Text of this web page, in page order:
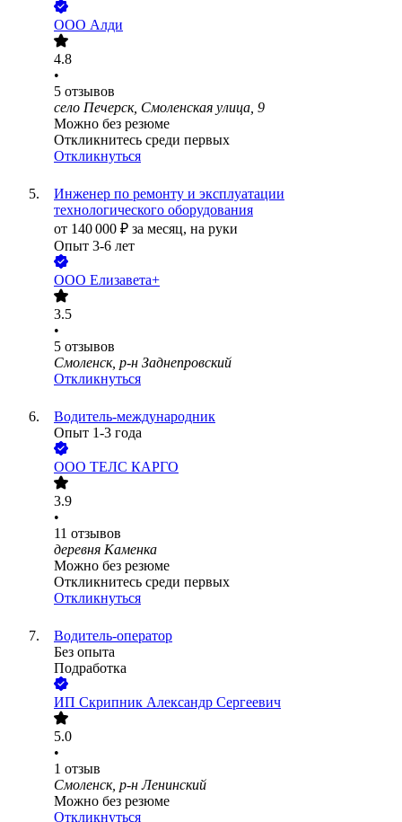
ООО Алди
4.8
•
5 отзывов
село Печерск, Смоленская улица, 9
Можно без резюме
Откликнитесь среди первых
Откликнуться
Инженер по ремонту и эксплуатации
технологического оборудования
от 140 000 ₽ за месяц, на руки
Опыт 3-6 лет
ООО Елизавета+
3.5
•
5 отзывов
Смоленск, р-н Заднепровский
Откликнуться
Водитель-международник
Опыт 1-3 года
ООО ТЕЛС КАРГО
3.9
•
11 отзывов
деревня Каменка
Можно без резюме
Откликнитесь среди первых
Откликнуться
Водитель-оператор
Без опыта
Подработка
ИП Скрипник Александр Сергеевич
5.0
•
1 отзыв
Смоленск, р-н Ленинский
Можно без резюме
Откликнуться